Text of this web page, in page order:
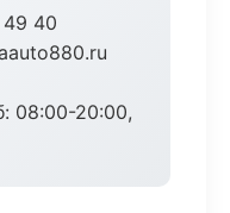
40
08:00-20:00,